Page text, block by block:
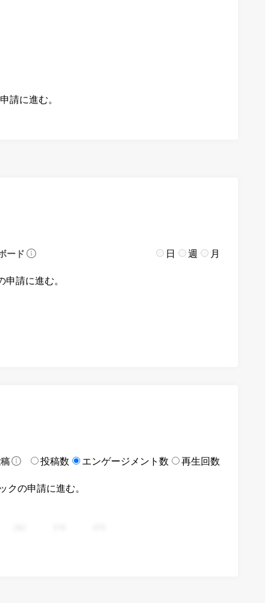
請に進む。
ード 日 週 月
請に進む。
投稿数 エンゲージメント数 再生回数
の申請に進む。